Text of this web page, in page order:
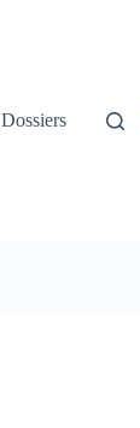
Dossiers